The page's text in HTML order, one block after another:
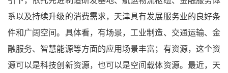
系以及持续升级的消费需求，天津具有发展服务业的良好条
件和广阔空间。具体看，有场景，工业制造、交通运输、金
融服务、智慧能源等方面的应用场景丰富；有资源，这个资
源可以是科技创新资源，也可以是空间载体资源。最近，天